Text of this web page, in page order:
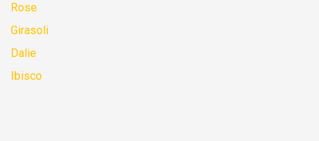
Rose
Girasoli
Dalie
Ibisco